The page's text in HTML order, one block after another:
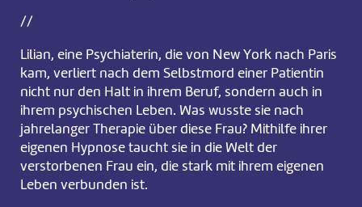
//
Lilian, eine Psychiaterin, die von New York nach Paris
kam, verliert nach dem Selbstmord einer Patientin
nicht nur den Halt in ihrem Beruf, sondern auch in
ihrem psychischen Leben. Was wusste sie nach
jahrelanger Therapie über diese Frau? Mithilfe ihrer
eigenen Hypnose taucht sie in die Welt der
verstorbenen Frau ein, die stark mit ihrem eigenen
Leben verbunden ist.